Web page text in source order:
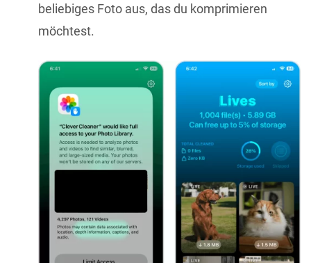
beliebiges Foto aus, das du komprimieren
möchtest.